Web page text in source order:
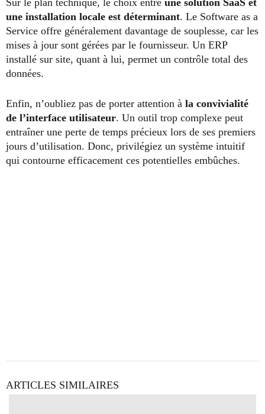
Sur le plan technique, le choix entre une solution SaaS et
une installation locale est déterminant. Le Software as a
Service offre généralement davantage de souplesse, car les
mises à jour sont gérées par le fournisseur. Un ERP
installé sur site, quant à lui, permet un contrôle total des
données.
Enfin, n’oubliez pas de porter attention à la convivialité
de l’interface utilisateur. Un outil trop complexe peut
entraîner une perte de temps précieux lors de ses premiers
jours d’utilisation. Donc, privilégiez un système intuitif
qui contourne efficacement ces potentielles embûches.
ARTICLES SIMILAIRES